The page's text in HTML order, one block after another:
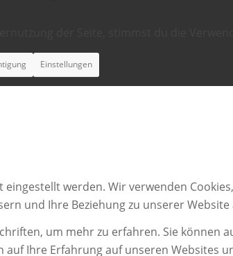
Einstellungen
werden. Wir verwenden
und Ihre Beziehung zu unserer Website
um mehr zu erfahren. Sie können
Ihre Erfahrung auf unseren Websites